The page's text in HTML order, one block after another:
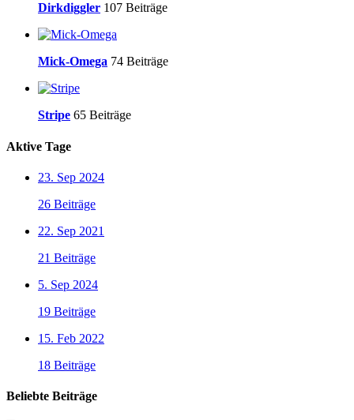
Dirkdiggler 107 Beiträge
Mick-Omega 74 Beiträge
Stripe 65 Beiträge
Aktive Tage
23. Sep 2024
26 Beiträge
22. Sep 2021
21 Beiträge
5. Sep 2024
19 Beiträge
15. Feb 2022
18 Beiträge
Beliebte Beiträge